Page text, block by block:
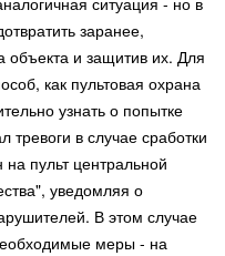
заранее,
и защитив их. Для
как пультовая охрана
узнать о попытке
в случае сработки
пульт центральной
уведомляя о
В этом случае
меры - на